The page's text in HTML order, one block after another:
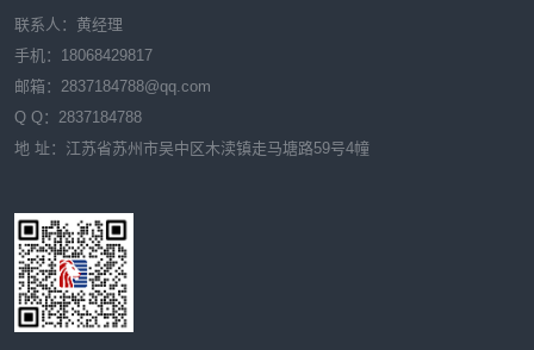
联系人：黄经理
手机：18068429817
邮箱： 2837184788@qq.com
Q Q： 2837184788
地 址：江苏省苏州市吴中区木渎镇走马塘路59号4幢